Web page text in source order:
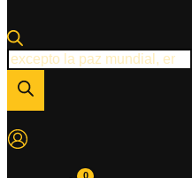
Búsqueda
de
productos